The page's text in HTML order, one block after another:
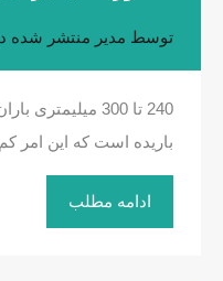
توسط مدیر منتشر شده
240 تا 300
باریده است که این امر
ادامه مطلب